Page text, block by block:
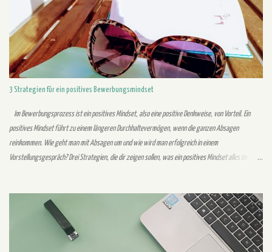
sollten der Lebenslauf sowie das Anschreiben einen gemeinsamen roten Faden besitzen. Dem
Personaler sollte vermittelt werden, dass sowohl Lebenslauf als auch Anschreiben zu einer Person
gehören. 2. Unübersichtliches Design Der Leser sollte auf den ersten Bli...
3 Strategien für ein positives Bewerbungsmindset
Im Bewerbungsprozess ist ein positives Mindset, also eine positive Denkweise, von Vorteil. Ein
positives Mindset führt zu einem längeren Durchhaltevermögen, wenn die ganzen Absagen
reinkommen. Wie geht man mit Absagen um und wie wird man erfolgreich in einem
Vorstellungsgespräch? Drei Strategien, die dir zeigen sollen, was ein positives Mindset alles im
die Rückmeldung, dass deine Bewerbung eingegangen ist? In diesen Situationen benötigst du
Durchhaltevermögen. Du als Bewerber möchtest so schnell wie möglich Rückmeldung haben. Das
Unternehmen wartet aber vielleicht gerne ein paar Wochen und sammelt noch Bewerbungen. In
dieser Situation nützt dir ein positives Mindset mit welchem du die Zeit überbrückst und trotzdem